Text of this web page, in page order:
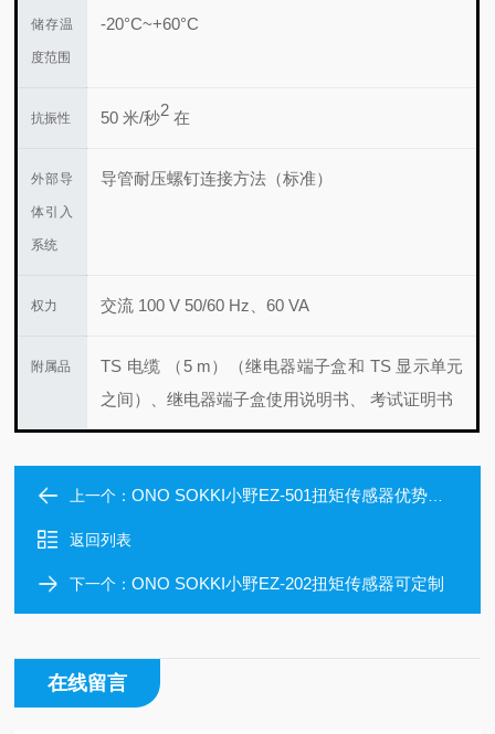
储存温
度范围
-20°C~+60°C
抗振性 50 米/秒2 在
外部导
体引入
系统
导管耐压螺钉连接方法（标准）
权力 交流 100 V 50/60 Hz、60 VA
附属品
TS 电缆 （5 m）（继电器端子盒和 TS 显示单元
之间）、继电器端子盒使用说明书、 考试证明书
上一个：ONO SOKKI小野EZ-501扭矩传感器优势分销
返回列表
下一个：ONO SOKKI小野EZ-202扭矩传感器可定制
在线留言